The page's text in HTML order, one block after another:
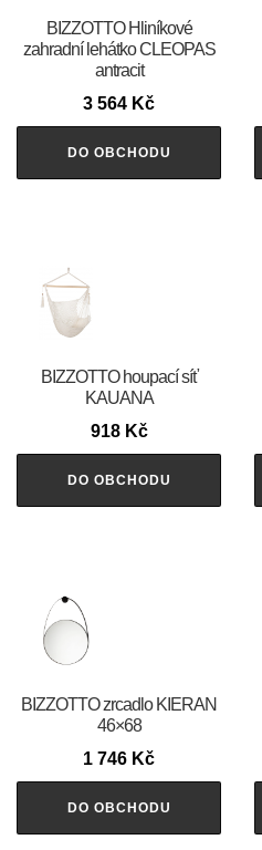
BIZZOTTO Hliníkové
zahradní lehátko CLEOPAS
antracit
3 564 Kč
DO OBCHODU
BIZZOTTO houpací síť
KAUANA
918 Kč
DO OBCHODU
BIZZOTTO zrcadlo KIERAN
46×68
1 746 Kč
DO OBCHODU